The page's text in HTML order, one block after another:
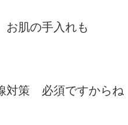
お肌の手入れも
対策 必須ですからね